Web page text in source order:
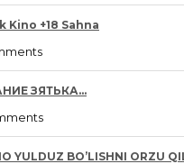
Kino +18 Sahna
ЗЯТЬКА…
YULDUZ BO’LISHNI ORZU